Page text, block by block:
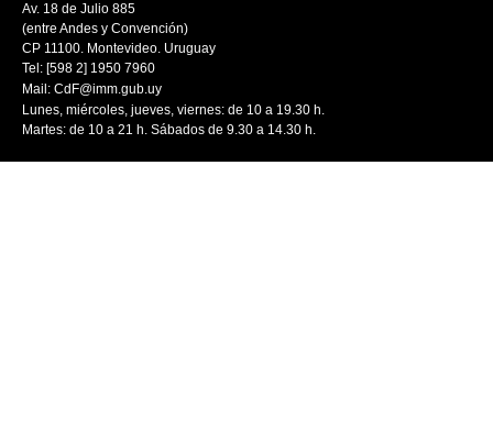
Av. 18 de Julio 885
(entre Andes y Convención)
CP 11100. Montevideo. Uruguay
Tel: [598 2] 1950 7960
Mail: CdF@imm.gub.uy
Lunes, miércoles, jueves, viernes: de 10 a 19.30 h.
Martes: de 10 a 21 h. Sábados de 9.30 a 14.30 h.